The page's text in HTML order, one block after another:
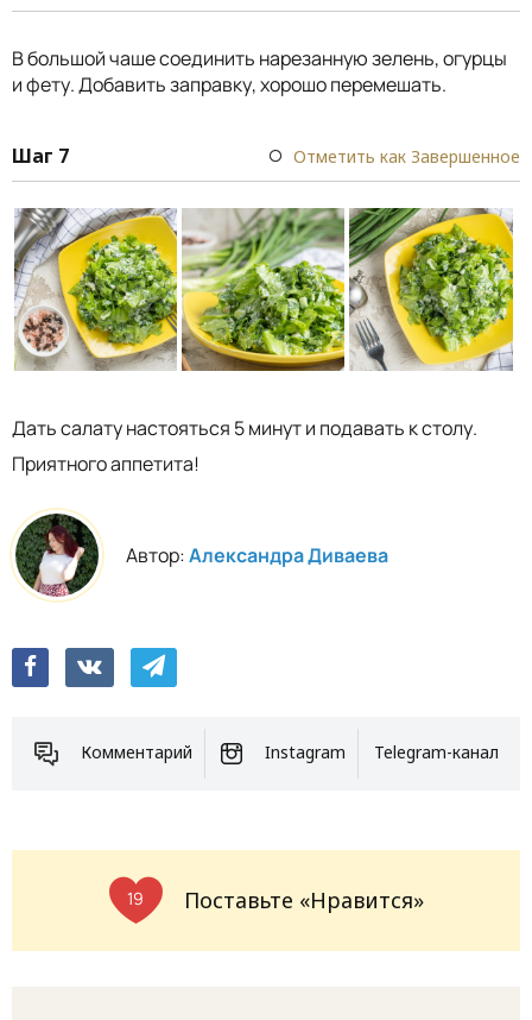
В большой чаше соединить нарезанную зелень, огурцы
и фету. Добавить заправку, хорошо перемешать.
Шаг 7 Отметить как Завершенное
Дать салату настояться 5 минут и подавать к столу.
Приятного аппетита!
Автор:Александра Диваева
Комментарий Instagram Telegram-канал
19 Поставьте «Нравится»